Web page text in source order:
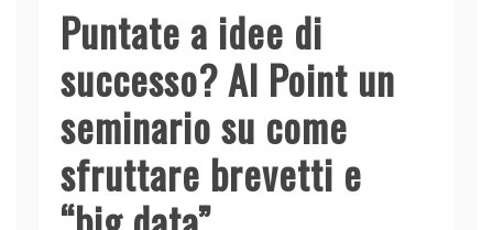
Puntate a idee di
successo? Al Point un
seminario su come
sfruttare brevetti e